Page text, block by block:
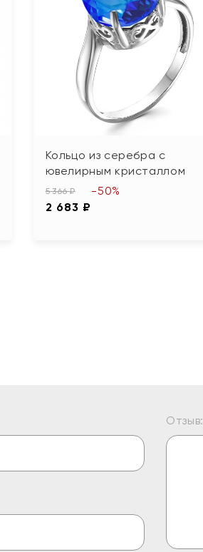
Кольцо из серебра с
ювелирным кристаллом
5 366 ₽
2 683 ₽
-50%
Отзыв: